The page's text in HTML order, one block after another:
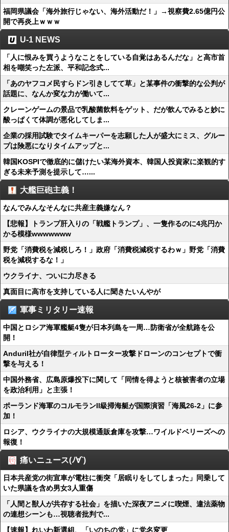
福岡県議会「海外旅行じゃない、海外活動だ！」→視察費2.65億円公
開で再炎上ｗｗｗ
U-1 NEWS
「人に恨みを買うようなことをしている自覚はあるんだな」と高市首
相を嘲笑った左派、平和記念式...
「あのヤフコメ民すらドン引きしてて草」と某事件の衝撃的な公判が
話題に、なんか変な力が働いて...
クレーンゲームの景品で乳酸菌飲料をゲット、だが飲んでみると妙に
酸っぱくて体調が悪化してしま...
企業の採用試験でタイムキーパーを志願した人が盛大にミス、グルー
プは険悪になりタイムアップと...
韓国KOSPIで徹底的に儲けたい某海外資本、韓国人投資家に楽観的す
ぎる未来予測を提示して…...
大艦巨砲主義！
なんでみんなそんなに共産主義嫌なん？
【悲報】トランプ肝入りの「戦艦トランプ」、一隻作るのに4兆円か
かる模様wwwwwww
野党「消費税を減税しろ！」政府「消費税減税するわｗ」野党「消費
税を減税するな！」
ウクライナ、ついに力尽きる
真面目に高市を支持している人に聞きたいんやが
軍事ミリタリー速報
中国とロシア海軍艦艇4隻が日本列島を一周…防衛省が全航路を公
開！
Anduril社が自律型ティルトローター攻撃ドローンのコンセプトで衝
撃を与える！
中国外務省、広島原爆投下に関して「同情を得ようと核被害者の立場
を政治利用」と主張！
ポーランド海軍のコルモランII級掃海艇が国際演習「海風26-2」に参
加！
ロシア、ウクライナの大規模通販倉庫を攻撃…ワイルドベリーズへの
報復！
痛いニュース(ﾉ∀`)
日本共産党の街宣車が電柱に衝突「居眠りをしてしまった」同乗して
いた県議を含め男女3人重傷
「人間と獣人が共存する社会」を描いた深夜アニメに喫煙、違法薬物
の連想シーンも…視聴者批判で...
【速報】れいわ新選組、「いのちの党」に党名変更